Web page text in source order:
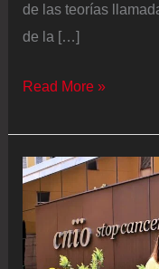
de las teorías
de la […]
Año
de
las
aplicaciones
incipientes
al
Read More »